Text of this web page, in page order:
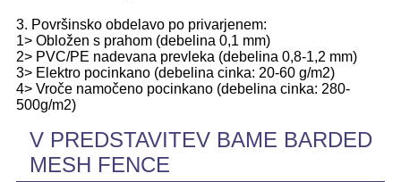
3. Površinsko obdelavo po privarjenem:
1> Obložen s prahom (debelina 0,1 mm)
2> PVC/PE nadevana prevleka (debelina 0,8-1,2 mm)
3> Elektro pocinkano (debelina cinka: 20-60 g/m2)
4> Vroče namočeno pocinkano (debelina cinka: 280-
500g/m2)
V PREDSTAVITEV BAME BARDED
MESH FENCE